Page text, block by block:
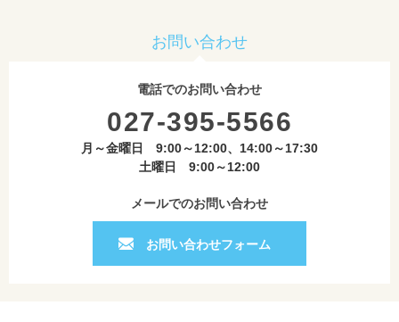
お問い合わせ
電話でのお問い合わせ
027-395-5566
月～金曜日 9:00～12:00、14:00～17:30
土曜日 9:00～12:00
メールでのお問い合わせ
お問い合わせフォーム